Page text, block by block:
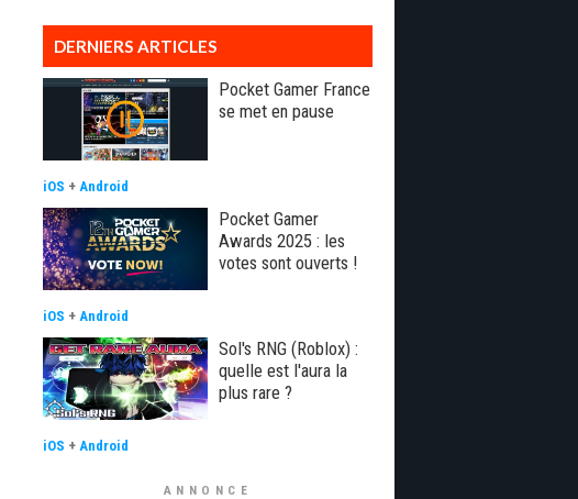
DERNIERS ARTICLES
Pocket Gamer France
se met en pause
iOS + Android
Pocket Gamer
Awards 2025 : les
votes sont ouverts !
iOS + Android
Sol's RNG (Roblox) :
quelle est l'aura la
plus rare ?
iOS + Android
ANNONCE